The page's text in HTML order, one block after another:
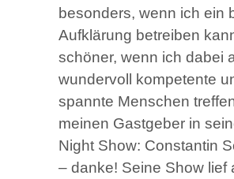
beson­ders, wenn ich ein
Auf­klä­rung betrei­ben
schö­ner, wenn ich dabei
wun­der­voll kom­pe­ten­te
spann­te Men­schen
mei­nen Gast­ge­ber in
Night Show: Con­stan­tin
– dan­ke! Sei­ne Show